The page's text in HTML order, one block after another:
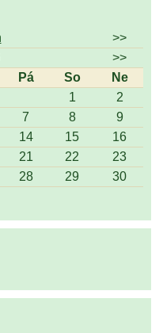
>>
>>
Pá So
Ne
1
2
7 8
9
14 15
16
21 22
23
28 29
30